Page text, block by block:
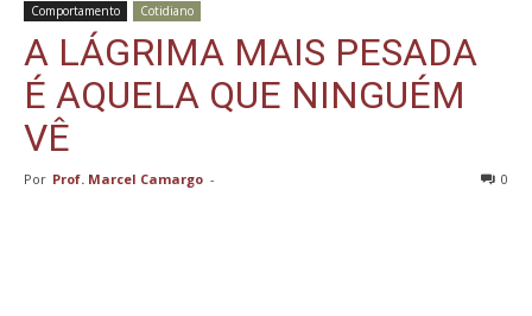
Comportamento Cotidiano
A LÁGRIMA MAIS PESADA
É AQUELA QUE NINGUÉM
VÊ
Por Prof. Marcel Camargo - 0